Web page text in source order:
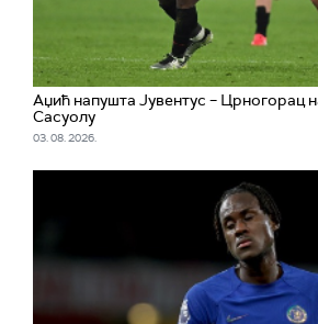
Аџић напушта Јувентус – Црногорац
Сасуолу
03. 08. 2026.